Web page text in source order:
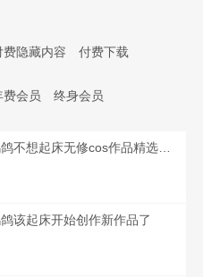
费隐藏内容 付费下载
费会员 终身会员
该起床开始创作新作品了